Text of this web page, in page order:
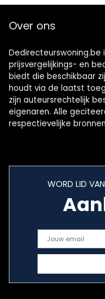
Over ons
prijsvergelijkings- en
biedt die beschikbaar
houdt via de laatst
zijn auteursrechtelijk
eigenaren. Alle
respectievelijke
WORD LID